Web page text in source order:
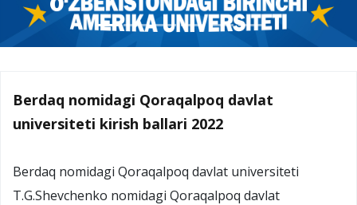
Berdaq nomidagi Qoraqalpoq davlat
universiteti kirish ballari 2022
Berdaq nomidagi Qoraqalpoq davlat universiteti
T.G.Shevchenko nomidagi Qoraqalpoq davlat